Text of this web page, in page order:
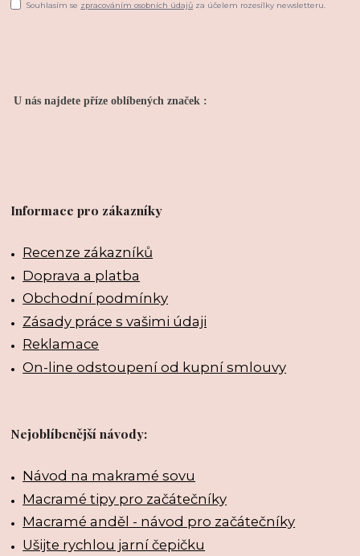
Souhlasím se zpracováním osobních údajů za účelem rozesílky newsletteru.
U nás najdete příze oblíbených značek :
Informace pro zákazníky
Recenze zákazníků
Doprava a platba
Obchodní podmínky
Zásady práce s vašimi údaji
Reklamace
On-line odstoupení od kupní smlouvy
Nejoblíbenější návody:
Návod na makramé sovu
Macramé tipy pro začátečníky
Macramé anděl - návod pro začátečníky
Ušijte rychlou jarní čepičku